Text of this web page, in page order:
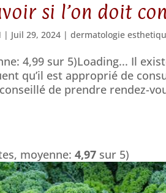
si l’on doit
| Juil 29, 2024 |dermatologie
4,99 sur 5)Loading... Il
qu’il est approprié de
de prendre rendez-
moyenne:4,97 sur 5)